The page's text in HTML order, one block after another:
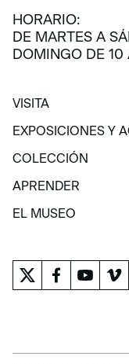
HORARIO:
DE MARTES A
DOMINGO DE 10
VISITA
VISITA
EXPOSICIONES Y
EXPOSICIONES Y
COLECCIÓN
COLECCIÓN
APRENDER
APRENDER
EL MUSEO